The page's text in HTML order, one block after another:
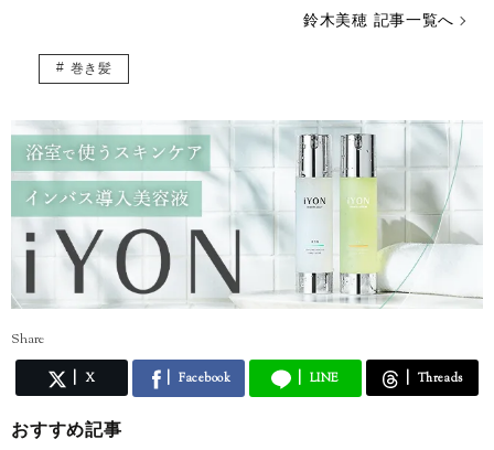
アラサー女子（女性？）で、エイジングケアマニアなので、スキンケア
も強いです♡
鈴木美穂 記事一覧へ
巻き髪
Share
X Facebook LINE Threads
おすすめ記事